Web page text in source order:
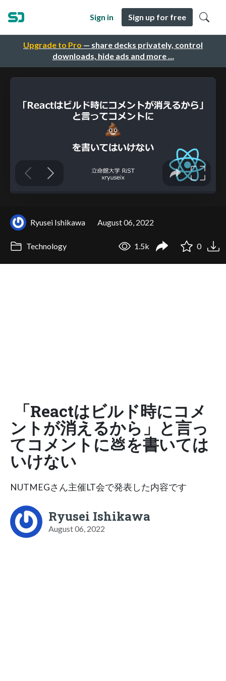
Upgrade to Pro — share decks privately, control
downloads, hide ads and more …
Sign in Sign up for free
Ryusei Ishikawa August 06, 2022
Technology 1.5k 0
「Reactはビルド時にコメ
ントが消えるから」と言っ
てコメントに💩を書いては
いけない
NUTMEGさん主催LT会で発表した内容です
Ryusei Ishikawa
August 06, 2022